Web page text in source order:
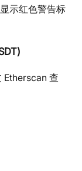
示红色警告标
Etherscan 查